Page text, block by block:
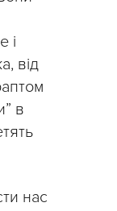
і
від
в
нас